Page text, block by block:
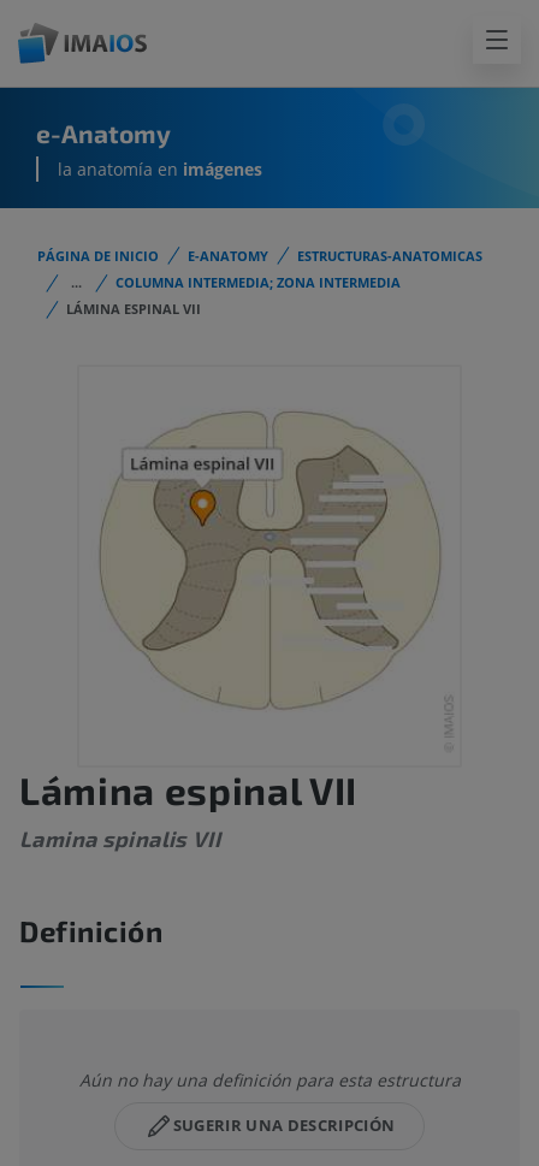
e-Anatomy
la anatomía en imágenes
PÁGINA DE INICIO E-ANATOMY
ESTRUCTURAS-ANATOMICAS
...
COLUMNA INTERMEDIA; ZONA INTERMEDIA
LÁMINA ESPINAL VII
Lámina espinal VII
Lamina spinalis VII
Definición
Aún no hay una definición para esta estructura
SUGERIR UNA DESCRIPCIÓN